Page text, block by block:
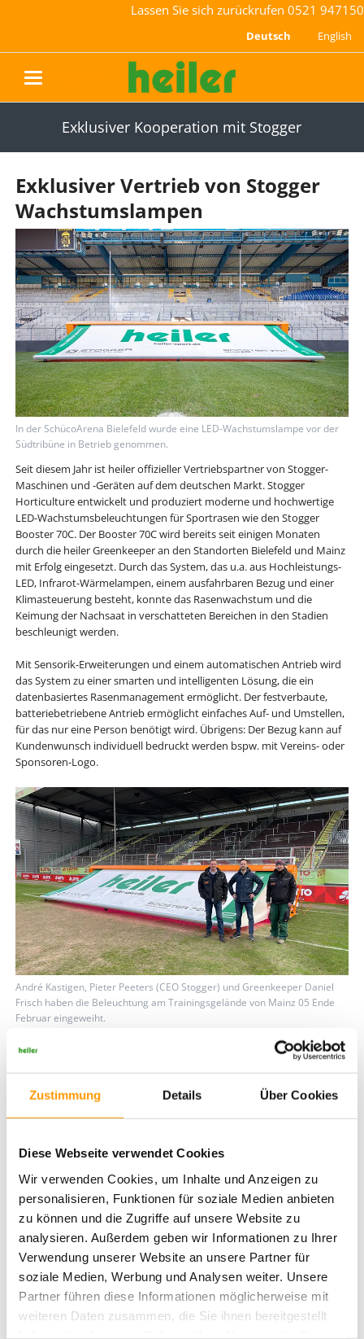
Zustimmung Details Über Cookies
Diese Webseite verwendet Cookies
Wir verwenden Cookies, um Inhalte und Anzeigen zu
personalisieren, Funktionen für soziale Medien anbieten
zu können und die Zugriffe auf unsere Website zu
analysieren. Außerdem geben wir Informationen zu Ihrer
Verwendung unserer Website an unsere Partner für
soziale Medien, Werbung und Analysen weiter. Unsere
Partner führen diese Informationen möglicherweise mit
weiteren Daten zusammen, die Sie ihnen bereitgestellt
Lassen Sie sich zurückrufen 0521 947150
Deutsch English
Exklusiver Kooperation mit Stogger
Exklusiver Vertrieb von Stogger
Wachstumslampen
In der SchücoArena Bielefeld wurde eine LED-Wachstumslampe vor der
Südtribüne in Betrieb genommen.
Seit diesem Jahr ist heiler offizieller Vertriebspartner von Stogger-
Maschinen und -Geräten auf dem deutschen Markt. Stogger
Horticulture entwickelt und produziert moderne und hochwertige
LED-Wachstumsbeleuchtungen für Sportrasen wie den Stogger
Booster 70C. Der Booster 70C wird bereits seit einigen Monaten
durch die heiler Greenkeeper an den Standorten Bielefeld und Mainz
mit Erfolg eingesetzt. Durch das System, das u.a. aus Hochleistungs-
LED, Infrarot-Wärmelampen, einem ausfahrbaren Bezug und einer
Klimasteuerung besteht, konnte das Rasenwachstum und die
Keimung der Nachsaat in verschatteten Bereichen in den Stadien
beschleunigt werden.
Mit Sensorik-Erweiterungen und einem automatischen Antrieb wird
das System zu einer smarten und intelligenten Lösung, die ein
datenbasiertes Rasenmanagement ermöglicht. Der festverbaute,
batteriebetriebene Antrieb ermöglicht einfaches Auf- und Umstellen,
für das nur eine Person benötigt wird. Übrigens: Der Bezug kann auf
Kundenwunsch individuell bedruckt werden bspw. mit Vereins- oder
Sponsoren-Logo.
André Kastigen, Pieter Peeters (CEO Stogger) und Greenkeeper Daniel
Frisch haben die Beleuchtung am Trainingsgelände von Mainz 05 Ende
Februar eingeweiht.
Maurice Heiler, CEO heiler GmbH [&] Co. KG. sagt: "Schon beim ersten
Wachstumsleuchten überzeugt. Umso mehr freuen wir uns, die Gerät
jetzt selbst einsetzen und unseren Kunden anbieten zu können.”
Stogger, um für den deutschen Markt zusammenzuarbeiten.
„Aufgrund der langjährigen Erfahrung und des großen Netzwerks ist
Heiler für uns ein perfekter Partner, um unsere Produkte zu
vertreiben“, sagt Pieter Peeters, CEO Stogger BV.
Mehr zur LED-Wachstumsbeleuchtung